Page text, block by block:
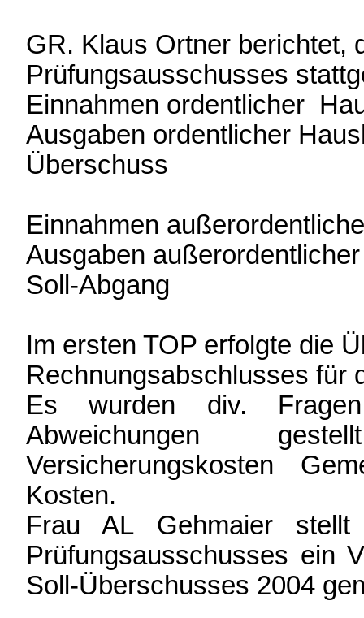
GR. Klaus Ortner berichtet,
Prüfungsausschusses
Einnahmen
Ausgaben
Einnahmen
Ausgaben
Soll-
Im ersten TOP erfolgte die
Rechnungsabschlusses für
Es wurden div.
Abweichungen
Versicherungskosten
Kosten.
Frau AL Gehmaier
Prüfungsausschusses ein
Soll-Überschusses 2004